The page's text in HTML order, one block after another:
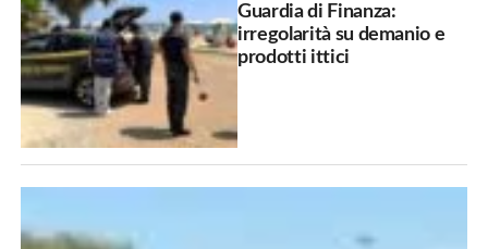
Guardia di Finanza:
irregolarità su demanio e
prodotti ittici